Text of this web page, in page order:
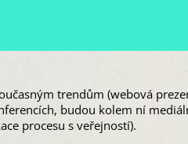
trendům (webová
budou kolem ní
procesu s veřejností).